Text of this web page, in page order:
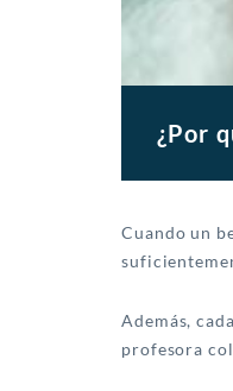
¿Por
Cuando un
Además,
profesora